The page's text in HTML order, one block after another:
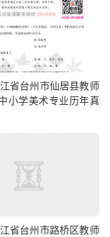
省台州市仙居县教师
小学美术专业历年真
省台州市路桥区教师